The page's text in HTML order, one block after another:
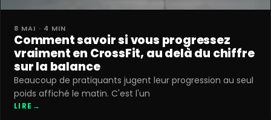
8 MAI · 4 MIN
Comment savoir si vous progressez
vraiment en CrossFit, au delà du chiffre
sur la balance
Beaucoup de pratiquants jugent leur progression au seul
poids affiché le matin. C'est l'un
LIRE →